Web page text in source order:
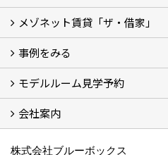
私たちの考え方
賃貸経営の成功学
様々な無料サービス
相続税とは
よくあるご質問
メゾネット賃貸「ザ・借家」
ザ・借家について詳しく知る (2)
事例をみる
建設中の現場レポート
完成した建物を見てみる
オーナーの声
モデルルーム見学予約
モデルルーム見学予約
会社案内
株式会社ブルーボックス